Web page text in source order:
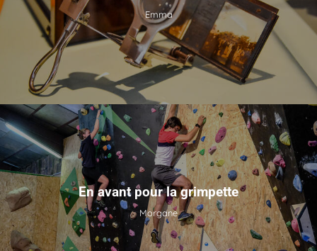
Emma
Morgane
En avant pour la grimpette